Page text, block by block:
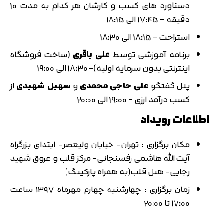
دستاورد های کسب و کارشان هر کدام به مدت 10
دقیقه – 17:45 الی 18:15
استراحت – 18:15 الی 18:30
برنامه آموزشی توسط علی باقری (ساخت فروشگاه
اینترنتی بدون سرمایه اولیه)- 18:30 الی 19:00
پنل گفتگوعلی حاجی محمدیوسهیل شهیدیاز
کسب درآمد ارزی – 19:00 الی 20:00
اطلاعات رویداد
مکان برگزاری : تهران- خیابان ولیعصر- ابتدای بزرگراه
آیت الله هاشمی رفسنجانی- مرکز قلب و عروق شهید
رجایی- هتل قلب(به همراه پارکینگ)
زمان برگزاری : چهارشنبه چهارم مهرماه ۱۳۹۷ ساعت
17:00 تا 20:00
تایید کد